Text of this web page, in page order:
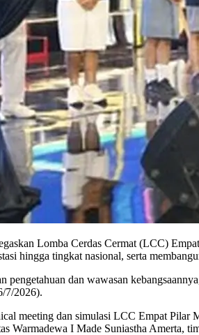
Lomba Cerdas Cermat (LCC)
hingga tingkat nasional, serta
dan wawasan
7/2026).
meeting dan simulasi LCC Empat
Warmadewa I Made Suniastha Amerta,